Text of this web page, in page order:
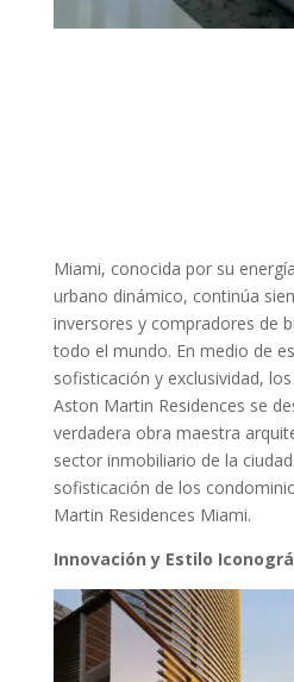
Miami, conocida por su
urbano dinámico, continúa
inversores y compradores de
todo el mundo. En medio de
sofisticación y exclusividad,
Aston Martin Residences se
verdadera obra maestra
sector inmobiliario de la
sofisticación de los
Martin Residences Miami.
Innovación y Estilo